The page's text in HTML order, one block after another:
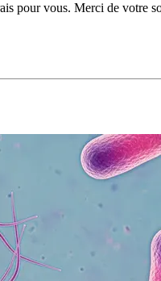
pour vous. Merci de votre